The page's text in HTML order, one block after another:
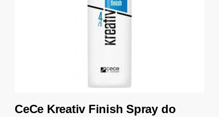
CeCe Kreativ Finish Spray do